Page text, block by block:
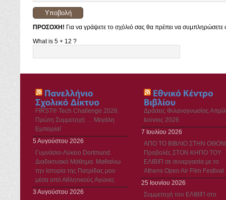
ΠΡΟΣΟΧΗ! Για να γράψετε το σχόλιό σας θα πρέπει να
What is 5 + 12 ?
FIRST® Tech Challenge 2026.
Πρώτη Συμμετοχή … Μεγάλη
Εμπειρία!
5 Αυγούστου 2026
Γυμνάσιο-Λύκειο Dortmund.
Διαδικτυακό Μάθημα. Μαθαίνω
την Ιστορία της Πατρίδας μου
μέσα από Αθλητικούς Αγώνες
3 Αυγούστου 2026
Δράσεις Φιλαναγνωσίας
Ιούνιος 2026
7 Ιουλίου 2026
ΑΠΟ ΤΟ ΒΙΒΛΙΟ ΣΤΗΝ
Προβολές ΣΤΟΝ ΚΗΠΟ ΤΟΥ
ΕΛΙΒΙΠ σε συνεργασία με το
Athens Open Air Film Festival
25 Ιουνίου 2026
Συμμετοχή του ΕΛΙΒΙΠ στο